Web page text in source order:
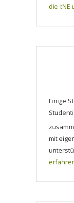
die I:NE
Einige
mit